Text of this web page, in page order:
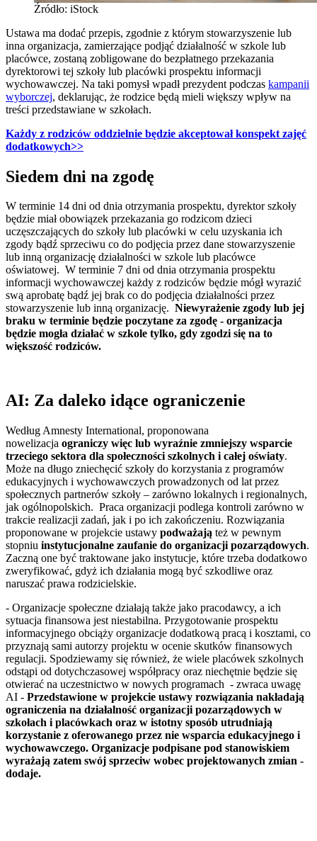
Źródło: iStock
Ustawa ma dodać przepis, zgodnie z którym stowarzyszenie lub
inna organizacja, zamierzające podjąć działalność w szkole lub
placówce, zostaną zobligowane do bezpłatnego przekazania
dyrektorowi tej szkoły lub placówki prospektu informacji
wychowawczej. Na taki pomysł wpadł prezydent podczas kampanii
wyborczej, deklarując, że rodzice będą mieli większy wpływ na
treści przedstawiane w szkołach.
Każdy z rodziców oddzielnie będzie akceptował konspekt zajęć
dodatkowych>>
Siedem dni na zgodę
W terminie 14 dni od dnia otrzymania prospektu, dyrektor szkoły
będzie miał obowiązek przekazania go rodzicom dzieci
uczęszczających do szkoły lub placówki w celu uzyskania ich
zgody bądź sprzeciwu co do podjęcia przez dane stowarzyszenie
lub inną organizację działalności w szkole lub placówce
oświatowej. W terminie 7 dni od dnia otrzymania prospektu
informacji wychowawczej każdy z rodziców będzie mógł wyrazić
swą aprobatę bądź jej brak co do podjęcia działalności przez
stowarzyszenie lub inną organizację. Niewyrażenie zgody lub jej
braku w terminie będzie poczytane za zgodę - organizacja
będzie mogła działać w szkole tylko, gdy zgodzi się na to
większość rodziców.
AI: Za daleko idące ograniczenie
Według Amnesty International, proponowana
nowelizacja ograniczy więc lub wyraźnie zmniejszy wsparcie
trzeciego sektora dla społeczności szkolnych i całej oświaty.
Może na długo zniechęcić szkoły do korzystania z programów
edukacyjnych i wychowawczych prowadzonych od lat przez
społecznych partnerów szkoły – zarówno lokalnych i regionalnych,
jak ogólnopolskich. Praca organizacji podlega kontroli zarówno w
trakcie realizacji zadań, jak i po ich zakończeniu. Rozwiązania
proponowane w projekcie ustawy podważają też w pewnym
stopniu instytucjonalne zaufanie do organizacji pozarządowych.
Zaczną one być traktowane jako instytucje, które trzeba dodatkowo
zweryfikować, gdyż ich działania mogą być szkodliwe oraz
naruszać prawa rodzicielskie.
- Organizacje społeczne działają także jako pracodawcy, a ich
sytuacja finansowa jest niestabilna. Przygotowanie prospektu
informacyjnego obciąży organizacje dodatkową pracą i kosztami, co
przyznają sami autorzy projektu w ocenie skutków finansowych
regulacji. Spodziewamy się również, że wiele placówek szkolnych
odstąpi od dotychczasowej współpracy oraz niechętnie będzie się
otwierać na uczestnictwo w nowych programach - zwraca uwagę
AI - Przedstawione w projekcie ustawy rozwiązania nakładają
ograniczenia na działalność organizacji pozarządowych w
szkołach i placówkach oraz w istotny sposób utrudniają
korzystanie z oferowanego przez nie wsparcia edukacyjnego i
wychowawczego. Organizacje podpisane pod stanowiskiem
wyrażają zatem swój sprzeciw wobec projektowanych zmian -
dodaje.